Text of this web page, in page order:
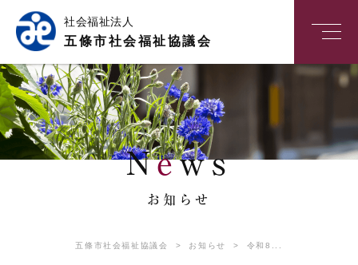
社会福祉法人
五條市社会福祉協議会
News
お知らせ
五條市社会福祉協議会 > お知らせ > 令和8...